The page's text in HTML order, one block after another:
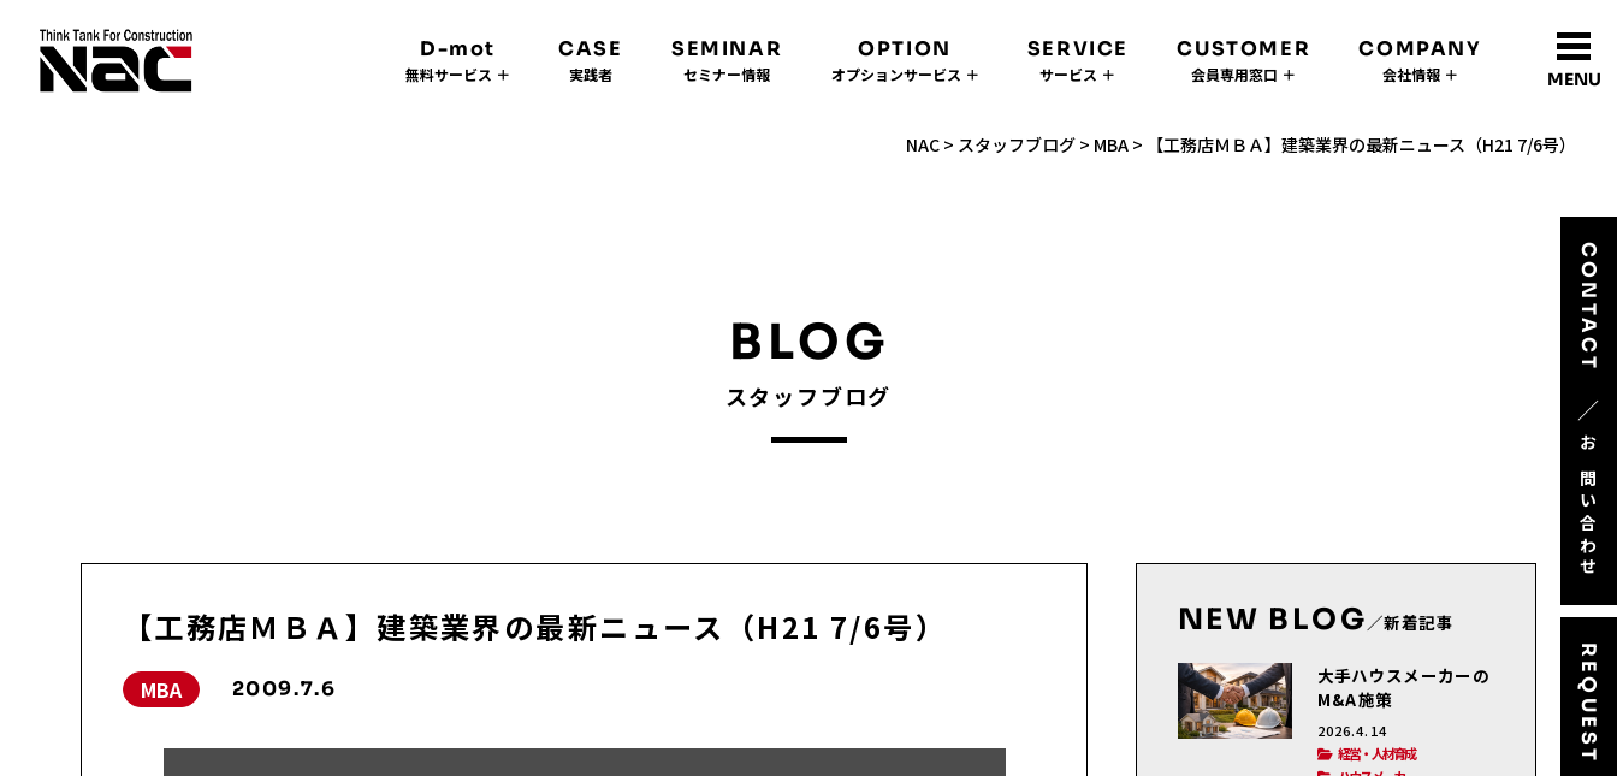
D-mot
無料サービス ＋
CASE
実践者
SEMINAR
セミナー情報
OPTION
オプションサービス ＋
SERVICE
サービス ＋
CUSTOMER
会員専用窓口 ＋
COMPANY
会社情報 ＋ MENU
CONTACT
／
お問い合わせ
REQUEST
NAC > スタッフブログ > MBA > 【工務店ＭＢＡ】建築業界の最新ニュース（H21 7/6号）
BLOG
スタッフブログ
【工務店ＭＢＡ】建築業界の最新ニュース（H21 7/6号）
MBA 2009.7.6
NEW BLOG ／新着記事
大手ハウスメーカーの
M&A施策
2026.4.14
経営・人材育成